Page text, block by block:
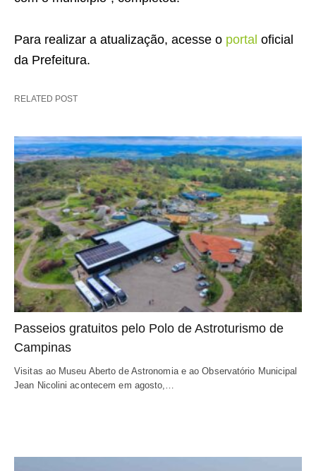
Para realizar a atualização, acesse o portal oficial
da Prefeitura.
RELATED POST
Passeios gratuitos pelo Polo de Astroturismo de
Campinas
Visitas ao Museu Aberto de Astronomia e ao Observatório Municipal
Jean Nicolini acontecem em agosto,…